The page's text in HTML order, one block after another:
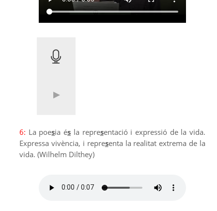
6: La poesia és la representació i expressió de la vida.
Expressa vivència, i representa la realitat extrema de la
vida. (Wilhelm Dilthey)